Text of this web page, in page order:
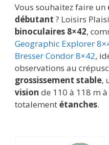
Vous souhaitez faire un
débutant ? Loisirs
binoculaires 8×42,
Geographic Explorer
Bresser Condor 8×42,
observations au
grossissement stable,
vision de 110 à 118 m
totalement étanches.